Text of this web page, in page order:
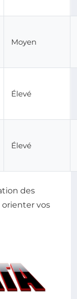
Moyen
Élevé
Élevé
des
vos